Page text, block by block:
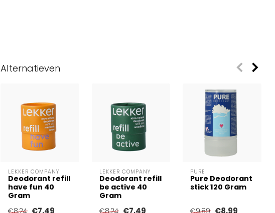
Alternatieven
LEKKER COMPANY
Deodorant refill
have fun 40
Gram
€8,24 €7,49
LEKKER COMPANY
Deodorant refill
be active 40
Gram
€8,24 €7,49
PURE
Pure Deodorant
stick 120 Gram
€9,89 €8,99